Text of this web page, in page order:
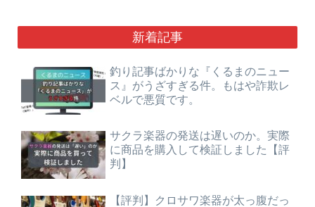
新着記事
釣り記事ばかりな『くるまのニュー
ス』がうざすぎる件。もはや詐欺レ
ベルで悪質です。
サクラ楽器の発送は遅いのか。実際
に商品を購入して検証しました【評
判】
【評判】クロサワ楽器が太っ腹だっ